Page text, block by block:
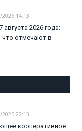
2026 14:13
августа 2026 года:
что отмечают в
2025 22:13
кооперативное